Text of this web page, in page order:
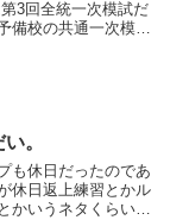
3回全統一次模試だ
備校の共通一次模試
。
も休日だったのであ
休日返上練習とかル
かいうネタくらいし